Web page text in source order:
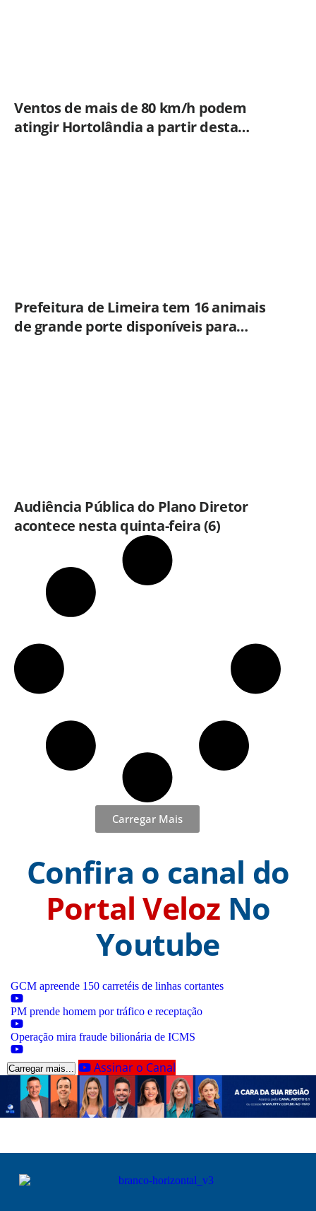
Ventos de mais de 80 km/h podem
atingir Hortolândia a partir desta
Prefeitura de Limeira tem 16 animais
de grande porte disponíveis para
Audiência Pública do Plano Diretor
acontece nesta quinta-feira (6)
Carregar Mais
Confira o canal do
Portal Veloz No
Youtube
GCM apreende 150 carretéis de linhas cortantes
PM prende homem por tráfico e receptação
Operação mira fraude bilionária de ICMS
Carregar mais... Assinar o Canal